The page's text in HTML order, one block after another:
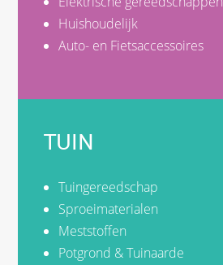
Huishoudelijk
Auto- en Fietsaccessoires
TUIN
Tuingereedschap
Sproeimaterialen
Meststoffen
Potgrond & Tuinaarde